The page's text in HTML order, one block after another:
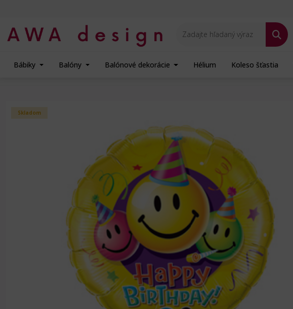
Bábiky Balóny Balónové dekorácie Hélium Koleso šťastia
Skladom